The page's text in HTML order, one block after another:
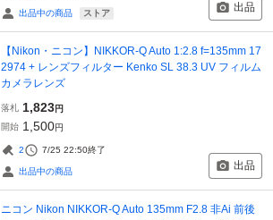
出品中の商品 ストア 出品
【Nikon・ニコン】NIKKOR-Q Auto 1:2.8 f=135mm 17
2974 + レンズフィルター Kenko SL 38.3 UV フィルム
カメラレンズ
落札 1,823円
開始 1,500円
2 7/25 22:50終了
出品中の商品 出品
ニコン Nikon NIKKOR-Q Auto 135mm F2.8 非Ai 前後